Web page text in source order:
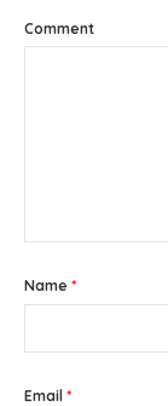
Comment
Name *
Email *